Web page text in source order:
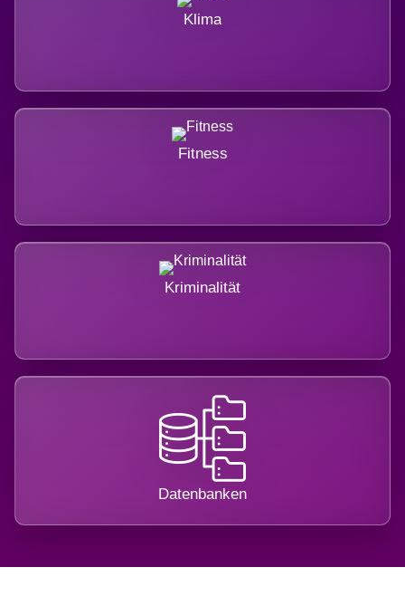
Klima
Fitness
Kriminalität
Datenbanken